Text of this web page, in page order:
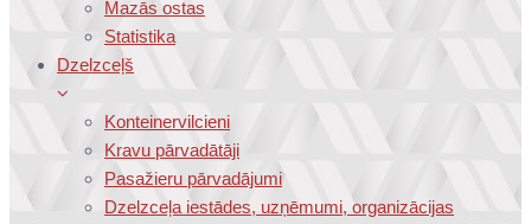
Mazās ostas
Statistika
Dzelzceļš
Konteinervilcieni
Kravu pārvadātāji
Pasažieru pārvadājumi
Dzelzceļa iestādes, uzņēmumi, organizācijas